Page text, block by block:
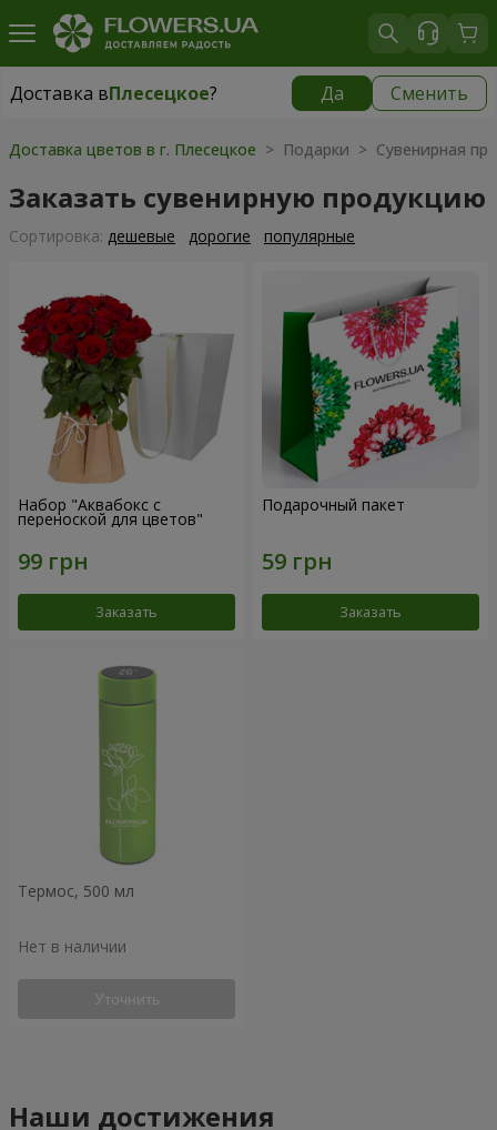
Доставка вПлесецкое? Да Сменить
Доставка вПлесецкое|
Доставка цветов в г. Плесецкое > Подарки > Сувенирная
Заказать сувенирную продукцию
Cортировка: дешевые дорогие популярные
Набор "Аквабокс с
переноской для цветов"
Заказать
Подарочный пакет
Заказать
Термос, 500 мл
Нет в наличии
Уточнить
Наши достижения